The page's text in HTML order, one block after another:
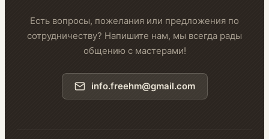
Есть вопросы, пожелания или предложения по
сотрудничеству? Напишите нам, мы всегда рады
общению с мастерами!
info.freehm@gmail.com